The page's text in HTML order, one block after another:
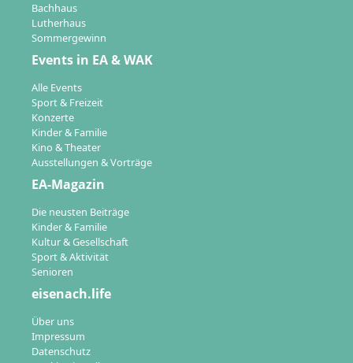
Bachhaus
Lutherhaus
Sommergewinn
Events in EA & WAK
Alle Events
Sport & Freizeit
Konzerte
Kinder & Familie
Kino & Theater
Ausstellungen & Vorträge
EA-Magazin
Die neusten Beiträge
Kinder & Familie
Kultur & Gesellschaft
Sport & Aktivität
Senioren
eisenach.life
Über uns
Impressum
Datenschutz